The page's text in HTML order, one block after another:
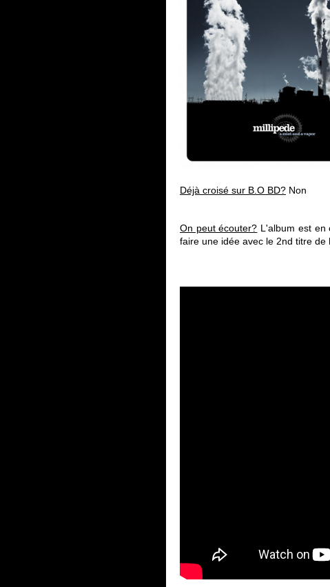
Déjà croisé sur B.O BD? Non
On peut écouter? L'album est en
faire une idée avec le 2nd titre de